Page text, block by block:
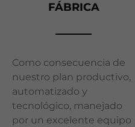
FÁBRICA
Como consecuencia de
nuestro plan productivo,
automatizado y
tecnológico, manejado
por un excelente equipo